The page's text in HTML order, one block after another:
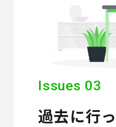
Issues 03
過去に行